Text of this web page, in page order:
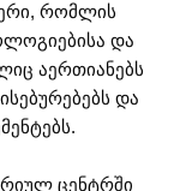
რომლის
და
აერთიანებს
და
ცენტრში